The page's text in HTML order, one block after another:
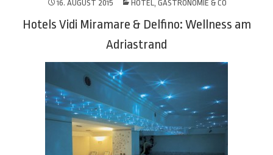
16. AUGUST 2015 HOTEL, GASTRONOMIE & CO
Hotels Vidi Miramare & Delfino: Wellness am
Adriastrand